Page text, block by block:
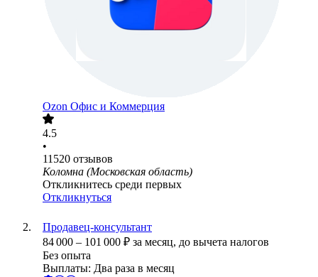
Ozon Офис и Коммерция
4.5
•
11520 отзывов
Коломна (Московская область)
Откликнитесь среди первых
Откликнуться
Продавец-консультант
84 000 – 101 000 ₽ за месяц, до вычета налогов
Без опыта
Выплаты: Два раза в месяц